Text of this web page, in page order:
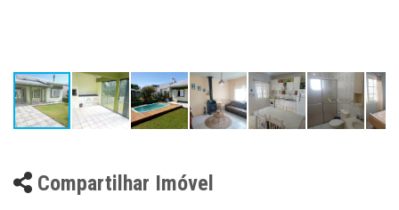
Compartilhar Imóvel